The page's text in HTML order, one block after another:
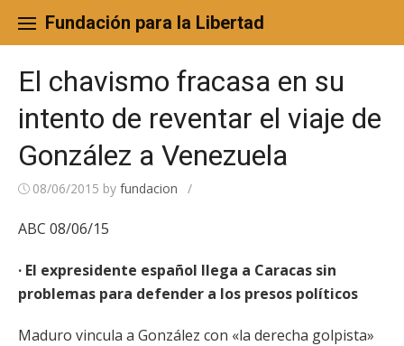
content
Fundación para la Libertad
El chavismo fracasa en su
intento de reventar el viaje de
González a Venezuela
08/06/2015 by fundacion /
ABC 08/06/15
· El expresidente español llega a Caracas sin
problemas para defender a los presos políticos
Maduro vincula a González con «la derecha golpista»